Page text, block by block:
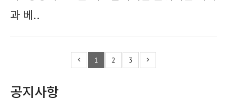
과 베..
1 2 3
공지사항